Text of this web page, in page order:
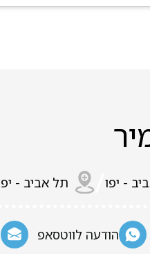
תל אביב -
הודעה לווטסאפ